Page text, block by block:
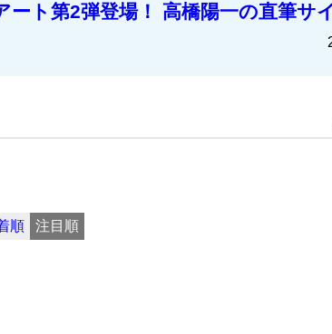
ト第2弾登場！ 高橋陽一の直筆サ
順 注目順